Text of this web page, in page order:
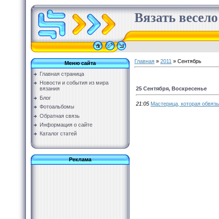
Вязать весело
Меню сайта
Главная страница
Новости и события из мира
вязания
Блог
Фотоальбомы
Обратная связь
Информация о сайте
Каталог статей
Реклама
Главная » 2011 » Сентябрь
25 Сентября, Воскресенье
21:05 Мастерица, которая